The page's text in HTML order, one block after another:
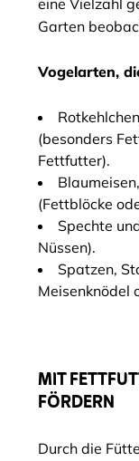
eine Vielzahl
Garten
Vogelarten,
(besonders
Fettfutter).
(Fettblöcke
Spechte
Nüssen).
Spatzen,
Meisenknödel
MIT
FÖRDERN
Durch die